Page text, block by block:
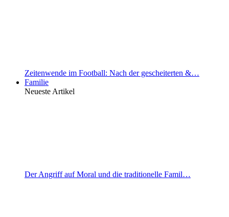
Zeitenwende im Football: Nach der gescheiterten &…
Familie
Neueste Artikel
Der Angriff auf Moral und die traditionelle Famil…